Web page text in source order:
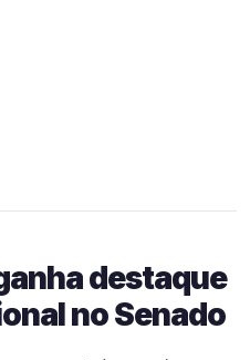
destaque
no Senado